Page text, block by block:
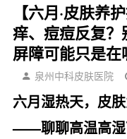
【六月·皮肤养
痒、痘痘反复
屏障可能只是
泉州中科皮肤医院
六月湿热天，皮
——聊聊高温高湿